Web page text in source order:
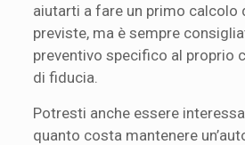
aiutarti a fare un primo calcolo
previste, ma è sempre
preventivo specifico al proprio
di fiducia.
Potresti anche essere
quanto costa mantenere